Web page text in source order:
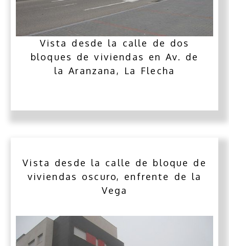
Vista desde la calle de dos
bloques de viviendas en Av. de
la Aranzana, La Flecha
Vista desde la calle de bloque de
viviendas oscuro, enfrente de la
Vega